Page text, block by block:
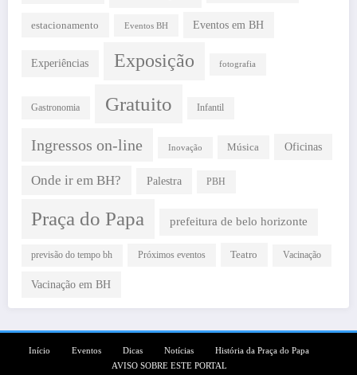
estacionamento Eventos BH Eventos em BH
Experiências Exposição fotografia
Gastronomia Gratuito Infantil
Ingressos on-line Inovação Música Oficinas
Onde ir em BH? Palestra PBH
Praça do Papa prefeitura de belo horizonte
previsão do tempo bh Próximos eventos Teatro Vacinação
Vacinação em BH
Início Eventos Dicas Notícias
História da Praça do Papa
AVISO SOBRE ESTE PORTAL